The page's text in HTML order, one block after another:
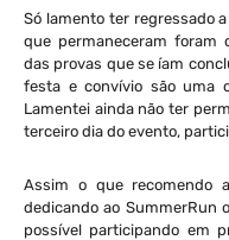
Só lamento ter regressado
que permaneceram foram
das provas que se íam
festa e convívio são uma
Lamentei ainda não ter
terceiro dia do evento,
Assim o que recomendo
dedicando ao SummerRun
possível participando em